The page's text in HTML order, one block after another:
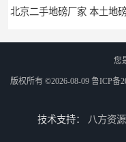
您
版权所有 ©2026-08-09 鲁ICP备
技术支持： 八方资